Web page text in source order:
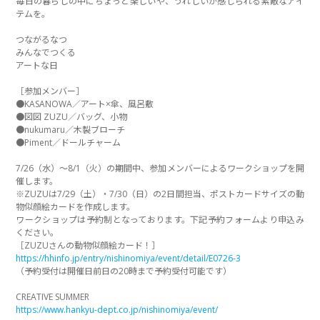
テムを。
つながるなつ
みんなでつくる
アートな日
［参加メンバー］
●KASANOWA／アート×傘、風呂敷
●図図 ZUZU／バッグ、小物
●nukumaru／木製ブローチ
●Piment／ドールチャーム
7/26（水）〜8/1（火）の期間中、参加メンバーによるワークショップを開
催します。
※ZUZUは7/29（土）・7/30（日）の2日間担当、ポストカードサイズの動
物似顔絵カードを作成します。
ワークショップは予約制となっております。下記予約フォームより申込み
ください。
［ZUZUさんの動物似顔絵カード！］
https://hhinfo.jp/entry/nishinomiya/event/detail/E0726-3
（予約受付は開催日前日の20時まで予約受付可能です）
CREATIVE SUMMER
https://www.hankyu-dept.co.jp/nishinomiya/event/